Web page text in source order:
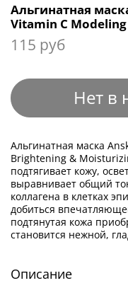
Альгинатная
Vitamin C Modeling
115 руб
Нет в
Альгинатная маска
Brightening &
подтягивает кожу,
выравнивает общий
коллагена в клетках
добиться
подтянутая кожа
становится нежной,
Описание